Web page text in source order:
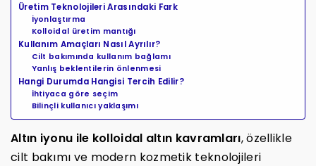
Üretim Teknolojileri Arasındaki Fark
İyonlaştırma
Kolloidal üretim mantığı
Kullanım Amaçları Nasıl Ayrılır?
Cilt bakımında kullanım bağlamı
Yanlış beklentilerin önlenmesi
Hangi Durumda Hangisi Tercih Edilir?
İhtiyaca göre seçim
Bilinçli kullanıcı yaklaşımı
Altın iyonu ile kolloidal altın kavramları, özellikle
cilt bakımı ve modern kozmetik teknolojileri